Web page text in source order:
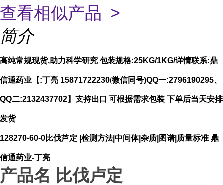
查看相似产品 >
简介
高纯常规现货,助力科学研究 包装规格:25KG/1KG/详情联系:鼎
信通药业【:丁亮 15871722230(微信同号)QQ一:2796190295、
QQ二:2132437702】支持出口 可根据需求包装 下单后当天安排
发货
128270-60-0比伐芦定 |检测方法|中间体|杂质|图谱|质量标准 鼎
信通药业-丁亮
产品名 比伐卢定